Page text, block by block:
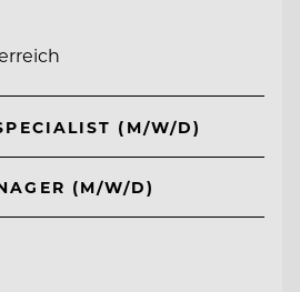
(M/W/D)
(M/W/D)